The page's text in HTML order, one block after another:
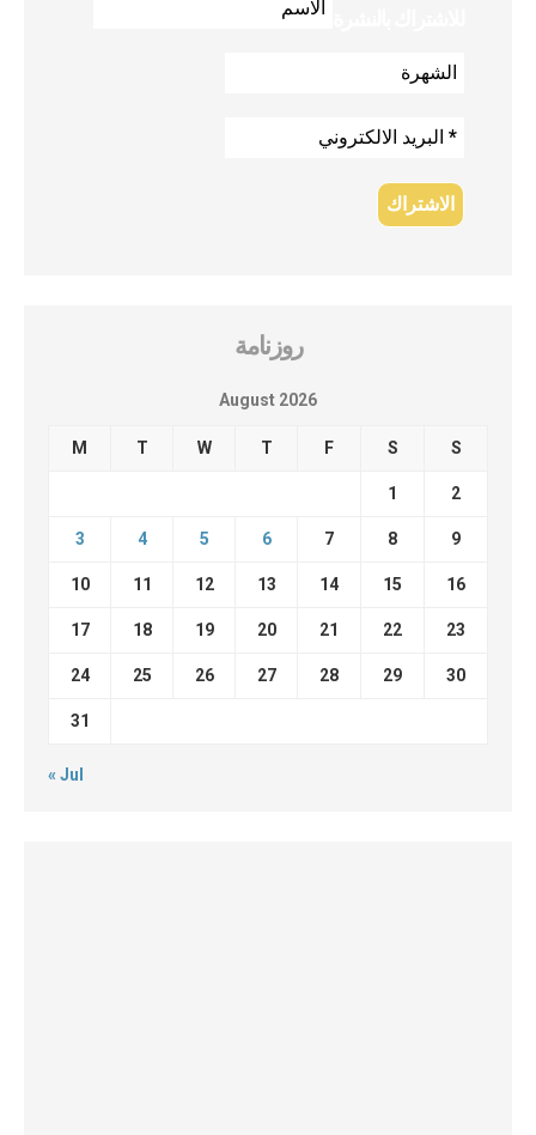
روزنامة
August 2026
M T W T F S S
1 2
3 4 5 6 7 8 9
10 11 12 13 14 15 16
17 18 19 20 21 22 23
24 25 26 27 28 29 30
31
« Jul